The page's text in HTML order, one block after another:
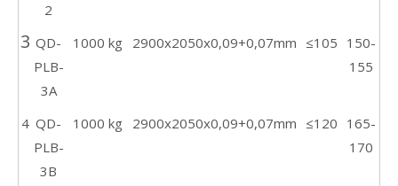
2
3 QD-
PLB-
3A
1000 kg 2900x2050x0,09+0,07mm ≤105 150-
155
4 QD-
PLB-
3B
1000 kg 2900x2050x0,09+0,07mm ≤120 165-
170